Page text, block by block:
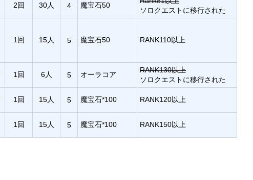
2回 30人 4 魔宝石50
ソロクエストに移行された
1回 15人 5 魔宝石50 RANK110以上
1回 6人 5 オーラコア
RANK130以上
ソロクエストに移行された
1回 15人 5 魔宝石*100 RANK120以上
1回 15人 5 魔宝石*100 RANK150以上